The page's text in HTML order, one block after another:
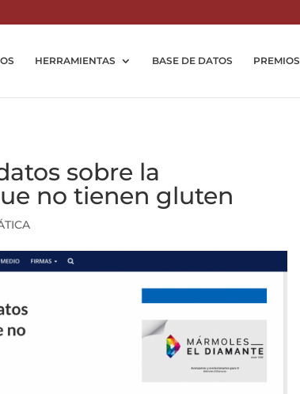
HERRAMIENTAS BASE DE DATOS PREMIOS
sobre la
no tienen gluten